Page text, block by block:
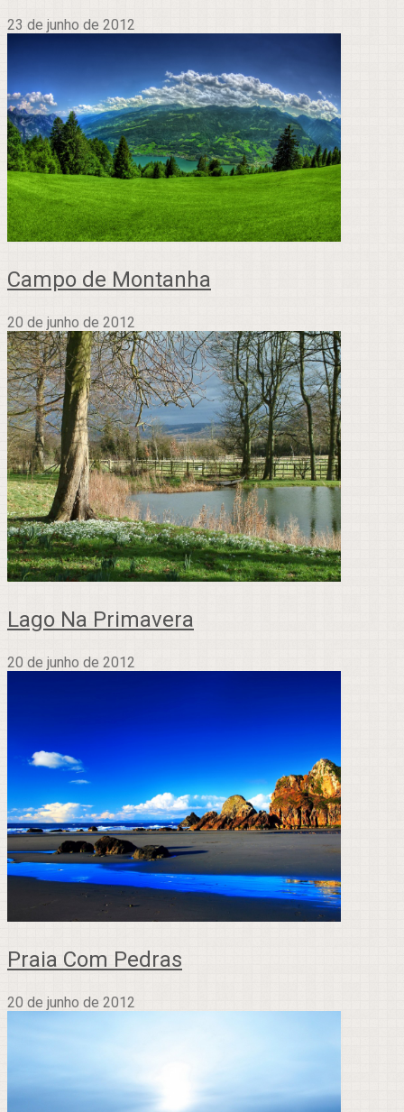
23 de junho de 2012
Campo de Montanha
20 de junho de 2012
Lago Na Primavera
20 de junho de 2012
Praia Com Pedras
20 de junho de 2012